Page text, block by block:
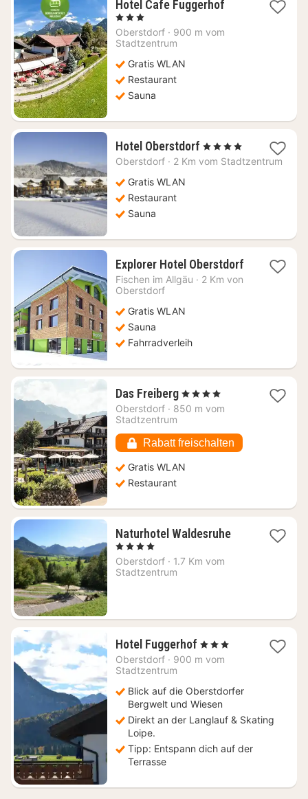
Hotel Cafe Fuggerhof1
ab
, 3 Sterne
Oberstdorf · 900 m vom
Stadtzentrum
Gratis WLAN
Restaurant
Sauna
Hotel Oberstdorf 1
Nacht
, 4 Sterne
Oberstdorf · 2 Km vom Stadtzentrum
Gratis WLAN
Restaurant
Sauna
Explorer Hotel Oberstdorf1
Fischen im Allgäu · 2 Km von
Oberstdorf
Gratis WLAN
Sauna
Fahrradverleih
Das Freiberg1
Nacht
€
, 4 Sterne
Oberstdorf · 850 m vom
Stadtzentrum
Rabatt freischalten
Gratis WLAN
Restaurant
Naturhotel Waldesruhe1
, 4 Sterne
Oberstdorf · 1.7 Km vom
Stadtzentrum
Hotel Fuggerhof 1
Nacht
€
, 3 Sterne
Oberstdorf · 900 m vom
Stadtzentrum
Blick auf die Oberstdorfer
Bergwelt und Wiesen
Direkt an der Langlauf & Skating
Loipe.
Tipp: Entspann dich auf der
Terrasse